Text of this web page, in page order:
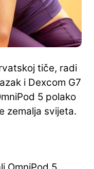
tiče, radi
i Dexcom G7
5 polako
zemalja svijeta.